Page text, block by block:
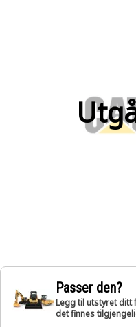
Passer den?
Legg til utstyret ditt
det finnes